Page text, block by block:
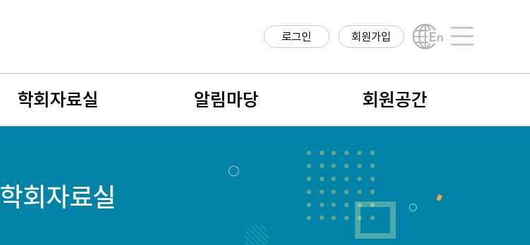
로그인 회원가입 English 사이트맵
학회자료실
유망여성수학자
알림마당 회원공간
회원구분
회원가입안내
나의 정보
학회자료실